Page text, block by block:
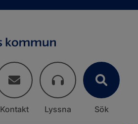
Kontakt Lyssna Sök